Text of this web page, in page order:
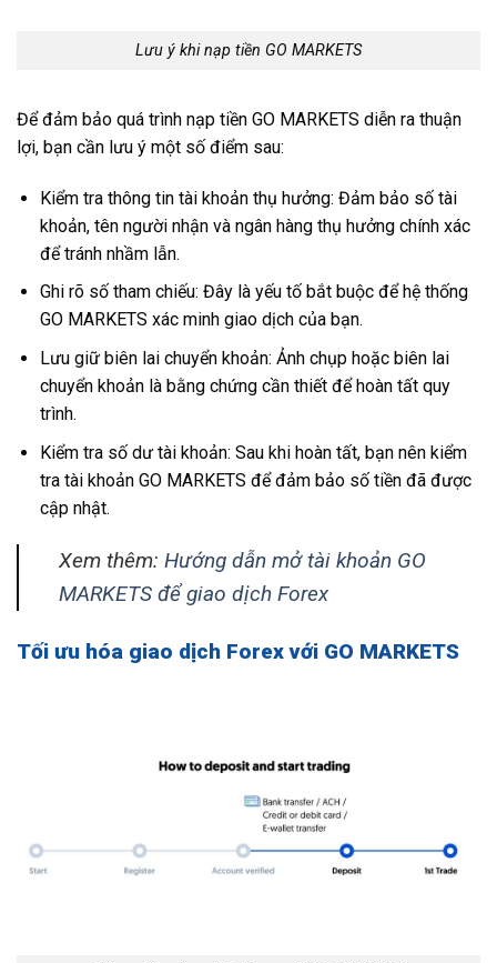
Lưu ý khi nạp tiền GO MARKETS
Để đảm bảo quá trình nạp tiền GO MARKETS diễn ra thuận
lợi, bạn cần lưu ý một số điểm sau:
Kiểm tra thông tin tài khoản thụ hưởng: Đảm bảo số tài
khoản, tên người nhận và ngân hàng thụ hưởng chính xác
để tránh nhầm lẫn.
Ghi rõ số tham chiếu: Đây là yếu tố bắt buộc để hệ thống
GO MARKETS xác minh giao dịch của bạn.
Lưu giữ biên lai chuyển khoản: Ảnh chụp hoặc biên lai
chuyển khoản là bằng chứng cần thiết để hoàn tất quy
trình.
Kiểm tra số dư tài khoản: Sau khi hoàn tất, bạn nên kiểm
tra tài khoản GO MARKETS để đảm bảo số tiền đã được
cập nhật.
Xem thêm: Hướng dẫn mở tài khoản GO
MARKETS để giao dịch Forex
Tối ưu hóa giao dịch Forex với GO MARKETS